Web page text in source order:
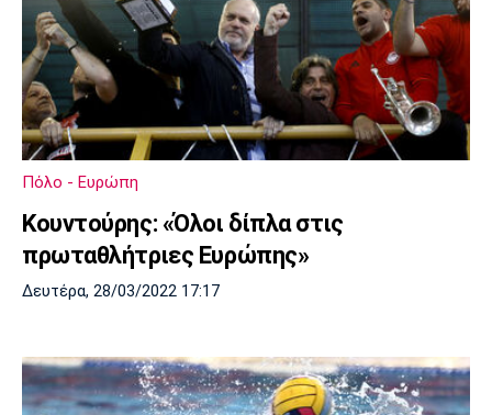
Πόλο - Ευρώπη
Κουντούρης: «Όλοι δίπλα στις
πρωταθλήτριες Ευρώπης»
Δευτέρα, 28/03/2022 17:17